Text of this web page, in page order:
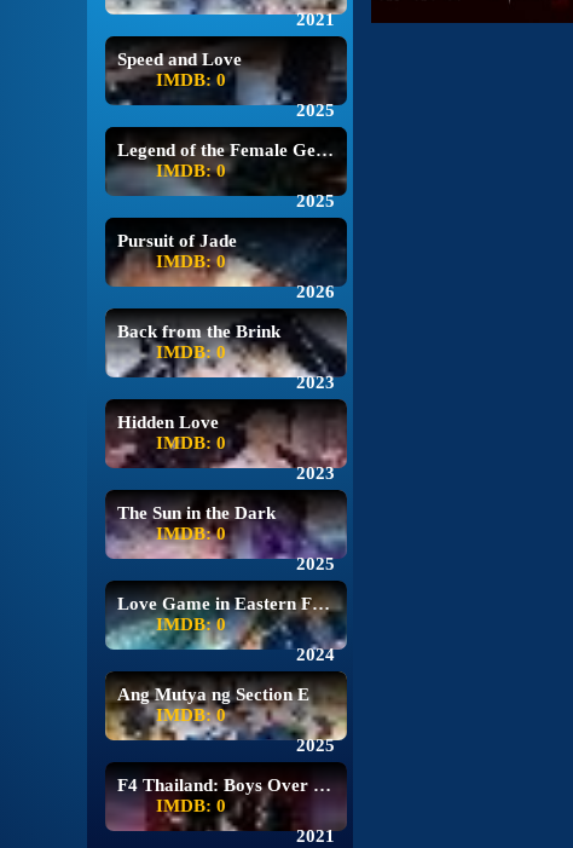
2021
Speed and Love
IMDB: 0
2025
Legend of the Female General
IMDB: 0
2025
Pursuit of Jade
IMDB: 0
2026
Back from the Brink
IMDB: 0
2023
Hidden Love
IMDB: 0
2023
The Sun in the Dark
IMDB: 0
2025
Love Game in Eastern Fantasy
IMDB: 0
2024
Ang Mutya ng Section E
IMDB: 0
2025
F4 Thailand: Boys Over Flowers
IMDB: 0
2021